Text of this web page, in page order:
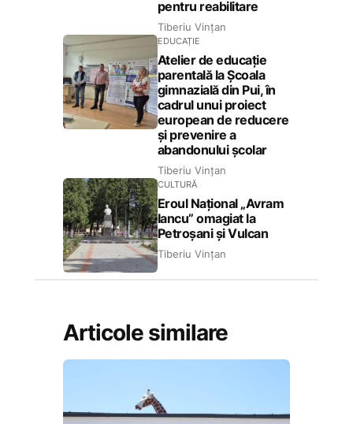
pentru reabilitare
Tiberiu Vințan
EDUCAȚIE
Atelier de educație
parentală la Școala
gimnazială din Pui, în
cadrul unui proiect
european de reducere
și prevenire a
abandonului școlar
Tiberiu Vințan
CULTURĂ
Eroul Național „Avram
Iancu” omagiat la
Petroșani și Vulcan
Tiberiu Vințan
Articole similare